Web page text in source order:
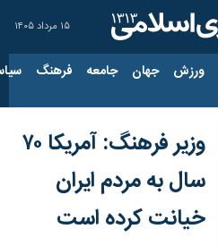
۱۵ مرداد ۱۴۰۵
ورزش جهان جامعه فرهنگ
وزیر فرهنگ: آمریکا ۷۰
سال به مردم ایران
خیانت کرده است